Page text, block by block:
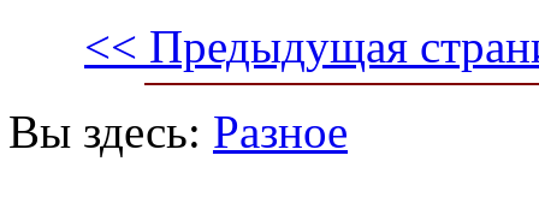
<< Предыдущая
Вы здесь: Разное